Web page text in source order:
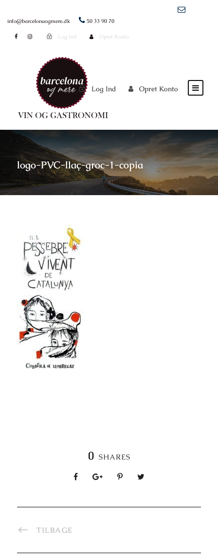
info@barcelonaogmere.dk 50 33 90 70
Log Ind Opret Konto
Log Ind Opret Konto
logo-PVC-llaç-groc-1-copia
0 SHARES
TILBAGE